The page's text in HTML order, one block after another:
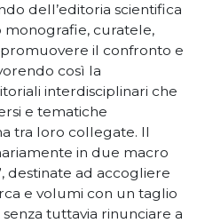
dell’editoria scientifica
curatele,
promuovere il confronto e
così la
interdisciplinari che
e tematiche
tra loro collegate. Il
in due macro
destinate ad accogliere
e volumi con un taglio
tuttavia rinunciare a